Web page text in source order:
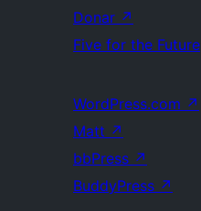
Donar ↗
Five for the Future
WordPress.com ↗
Matt ↗
bbPress ↗
BuddyPress ↗